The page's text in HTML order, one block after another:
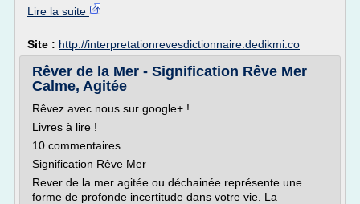
Lire la suite
Site : http://interpretationrevesdictionnaire.dedikmi.co
Rêver de la Mer - Signification Rêve Mer
Calme, Agitée
Rêvez avec nous sur google+ !
Livres à lire !
10 commentaires
Signification Rêve Mer
Rever de la mer agitée ou déchainée représente une
forme de profonde incertitude dans votre vie. La